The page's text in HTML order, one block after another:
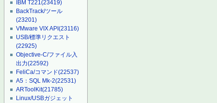
IBM T221(23419)
BackTrack/ツール
(23201)
VMware VIX API(23116)
USB/標準リクエスト
(22925)
Objective-C/ファイル入
出力(22592)
FeliCa/コマンド(22537)
A5：SQL Mk-2(22531)
ARToolKit(21785)
Linux/USBガジェット